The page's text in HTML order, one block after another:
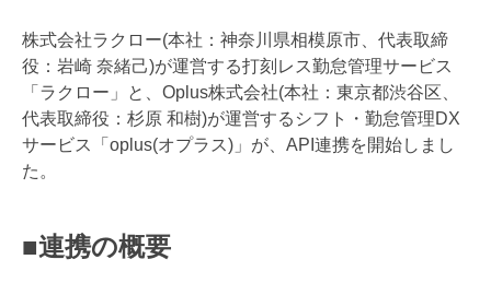
株式会社ラクロー(本社：神奈川県相模原市、代表取締
役：岩崎 奈緒己)が運営する打刻レス勤怠管理サービス
「ラクロー」と、​​Oplus株式会社(本社：東京都渋谷区、
代表取締役：杉原 和樹)が運営するシフト・勤怠管理DX
サービス「oplus(オプラス)」が、API連携を開始しまし
た。
■連携の概要